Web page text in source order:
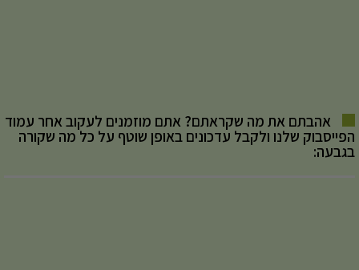
אהבתם את מה שקראתם? אתם מוזמנים לעקוב אחר עמוד
הפייסבוק שלנו ולקבל עדכונים באופן שוטף על כל מה שקורה
בגבעה: